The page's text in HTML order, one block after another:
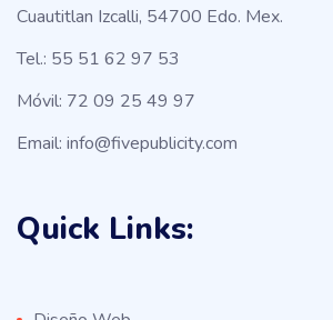
Cuautitlan Izcalli, 54700 Edo. Mex.
Tel.: 55 51 62 97 53
Móvil: 72 09 25 49 97
Email: info@fivepublicity.com
Quick Links: